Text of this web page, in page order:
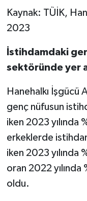
Kaynak: TÜİK,
2023
İstihdamdaki
sektöründe yer
Hanehalkı İşgücü
genç nüfusun
iken 2023 yılında
erkeklerde
iken 2023 yılında
oran 2022 yılında
oldu.